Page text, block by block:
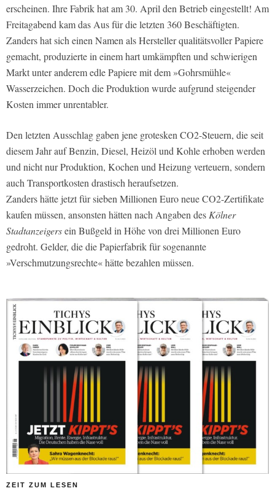
erscheinen. Ihre Fabrik hat am 30. April den Betrieb eingestellt! Am
Freitagabend kam das Aus für die letzten 360 Beschäftigten.
Zanders hat sich einen Namen als Hersteller qualitätsvoller Papiere
gemacht, produzierte in einem hart umkämpften und schwierigen
Markt unter anderem edle Papiere mit dem »Gohrsmühle«
Wasserzeichen. Doch die Produktion wurde aufgrund steigender
Kosten immer unrentabler.
Den letzten Ausschlag gaben jene grotesken CO2-Steuern, die seit
diesem Jahr auf Benzin, Diesel, Heizöl und Kohle erhoben werden
und nicht nur Produktion, Kochen und Heizung verteuern, sondern
auch Transportkosten drastisch heraufsetzen.
Zanders hätte jetzt für sieben Millionen Euro neue CO2-Zertifikate
kaufen müssen, ansonsten hätten nach Angaben desKölner
Stadtanzeigersein Bußgeld in Höhe von drei Millionen Euro
gedroht. Gelder, die die Papierfabrik für sogenannte
»Verschmutzungsrechte« hätte bezahlen müssen.
ZEIT ZUM LESEN